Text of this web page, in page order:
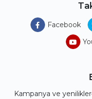
Facebook
Kampanya ve